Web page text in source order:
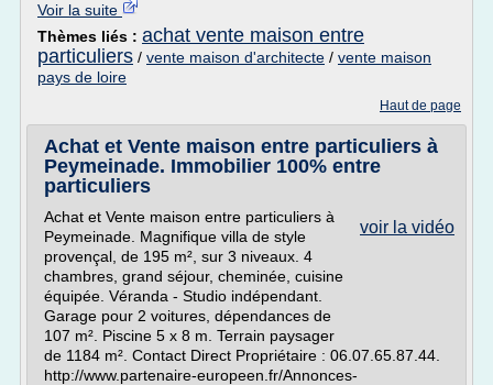
Voir la suite
Thèmes liés : achat vente maison entre
particuliers / vente maison d'architecte / vente maison
pays de loire
Haut de page
Achat et Vente maison entre particuliers à
Peymeinade. Immobilier 100% entre
particuliers
voir la vidéo
Achat et Vente maison entre particuliers à
Peymeinade. Magnifique villa de style
provençal, de 195 m², sur 3 niveaux. 4
chambres, grand séjour, cheminée, cuisine
équipée. Véranda - Studio indépendant.
Garage pour 2 voitures, dépendances de
107 m². Piscine 5 x 8 m. Terrain paysager
de 1184 m². Contact Direct Propriétaire : 06.07.65.87.44.
http://www.partenaire-europeen.fr/Annonces-